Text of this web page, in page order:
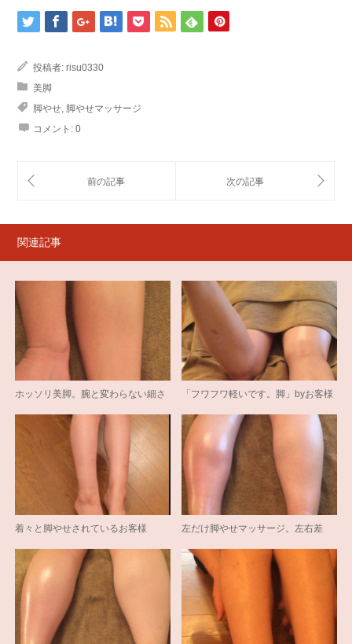
投稿者: risu0330
美脚
脚やせ, 脚やせマッサージ
コメント: 0
関連記事
ホッソリ美脚。腕と変わらない細さ 「フワフワ軽いです。脚」byお客様
着々と脚やせされているお客様 左だけ脚やせマッサージ。左右差